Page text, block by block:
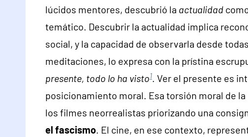
lúcidos mentores, descubrió la actualidad
temático. Descubrir la actualidad implica
social, y la capacidad de observarla desde
meditaciones, lo expresa con la prístina
presente, todo lo ha visto1. Ver el presente es
posicionamiento moral. Esa torsión moral de
los filmes neorrealistas priorizando una
el fascismo. El cine, en ese contexto,